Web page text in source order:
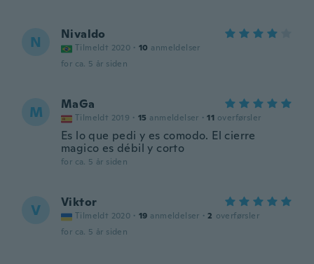
N Nivaldo
Tilmeldt 2020 · 10 anmeldelser
for ca. 5 år siden
M MaGa
Tilmeldt 2019 · 15 anmeldelser · 11 overførsler
Es lo que pedi y es comodo. El cierre
magico es débil y corto
for ca. 5 år siden
V Viktor
Tilmeldt 2020 · 19 anmeldelser · 2 overførsler
for ca. 5 år siden